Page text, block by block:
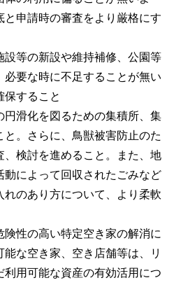
と申請時の審査をより厳格にす
設等の新設や維持補修、公園等
要な時に不足することが無い
保すること
円滑化を図るための集積所、集
。さらに、鳥獣被害防止のた
、検討を進めること。また、地
動によって回収されたごみなど
れのあり方について、より柔軟
険性の高い特定空き家の解消に
な空き家、空き店舗等は、リ
利用可能な資産の有効活用につ